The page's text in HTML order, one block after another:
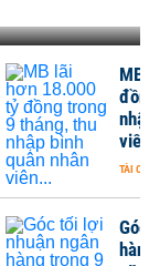
TÀI